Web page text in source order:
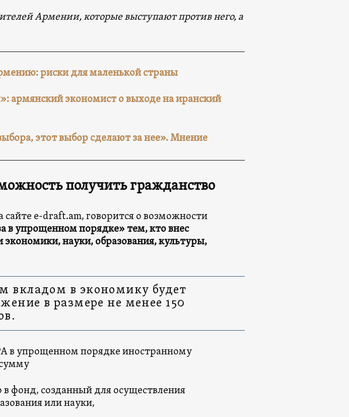
Армении, которые выступают против него, а
риски для маленькой страны
армянский экономист о выходе на иранский
этот выбор сделают за нее». Мнение
получить гражданство
сайте e-draft.am, говорится о возможности
в упрощенном порядке» тем, кто внес
экономики, науки, образования, культуры,
вкладом в экономику будет
в размере не менее 150
в упрощенном порядке иностранному
в фонд, созданный для осуществления
или науки,